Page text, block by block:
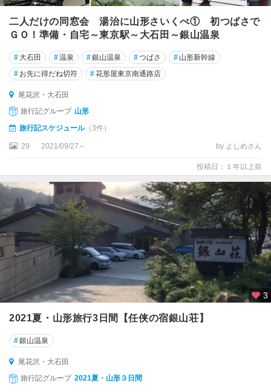
二人だけの同窓会 湯治に山形さいくべ① 初つばさで
ＧＯ！準備・自宅～東京駅～大石田～銀山温泉
# 大石田 #温泉 #銀山温泉 #つばさ # 山形新幹線
# お先に得だね切符 #花形屋東京南通路店
尾花沢・大石田
旅行記グループ 山形
旅行記スケジュール（3件）
29 2021/09/27～ by よしめさん
投稿日：１年以上前
3
2021夏・山形旅行3日間【任侠の宿銀山荘】
#銀山温泉
尾花沢・大石田
旅行記グループ 2021夏・山形３日間